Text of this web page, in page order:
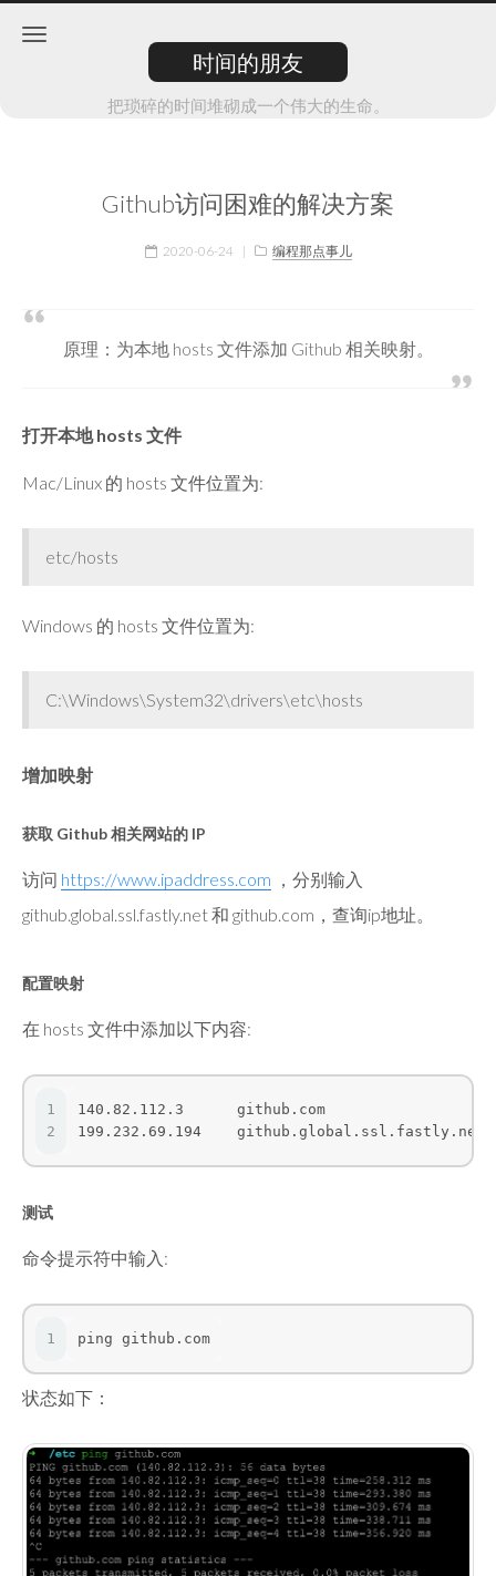
时间的朋友
把琐碎的时间堆砌成一个伟大的生命。
Github访问困难的解决方案
2020-06-24 | 编程那点事儿
原理：为本地 hosts 文件添加 Github 相关映射。
打开本地 hosts 文件
Mac/Linux 的 hosts 文件位置为:
etc/hosts
Windows 的 hosts 文件位置为:
C:\Windows\System32\drivers\etc\hosts
增加映射
获取 Github 相关网站的 IP
访问 https://www.ipaddress.com ，分别输入
github.global.ssl.fastly.net 和 github.com，查询ip地址。
配置映射
在 hosts 文件中添加以下内容:
1
2
140.82.112.3      github.com
199.232.69.194    github.global.ssl.fastly.net
测试
命令提示符中输入:
1 ping github.com
状态如下：